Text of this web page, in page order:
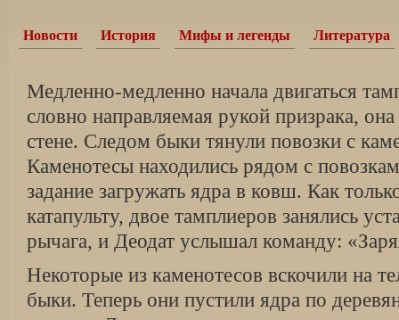
Новости История Мифы и легенды Литература
Медленно-медленно начала двигаться
словно направляемая рукой призрака,
стене. Следом быки тянули повозки с
Каменотесы находились рядом с
задание загружать ядра в ковш. Как
катапульту, двое тамплиеров занялись
рычага, и Деодат услышал команду:
Некоторые из каменотесов вскочили на
быки. Теперь они пустили ядра по